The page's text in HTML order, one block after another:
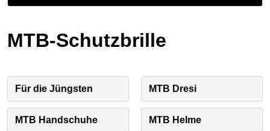
MTB-Schutzbrille
Für die Jüngsten MTB Dresi
MTB Handschuhe MTB Helme